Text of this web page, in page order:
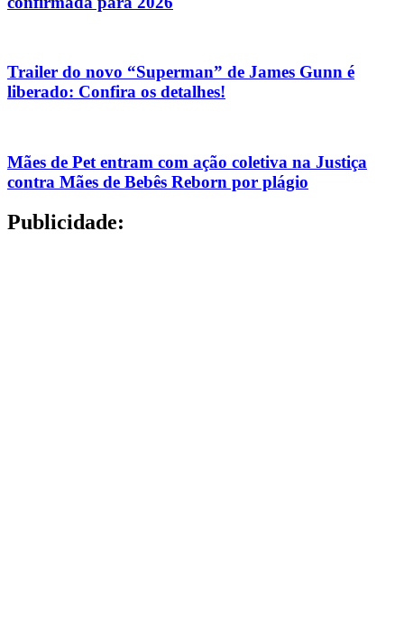
Trailer do novo “Superman” de James Gunn é
liberado: Confira os detalhes!
Mães de Pet entram com ação coletiva na Justiça
contra Mães de Bebês Reborn por plágio
Publicidade: